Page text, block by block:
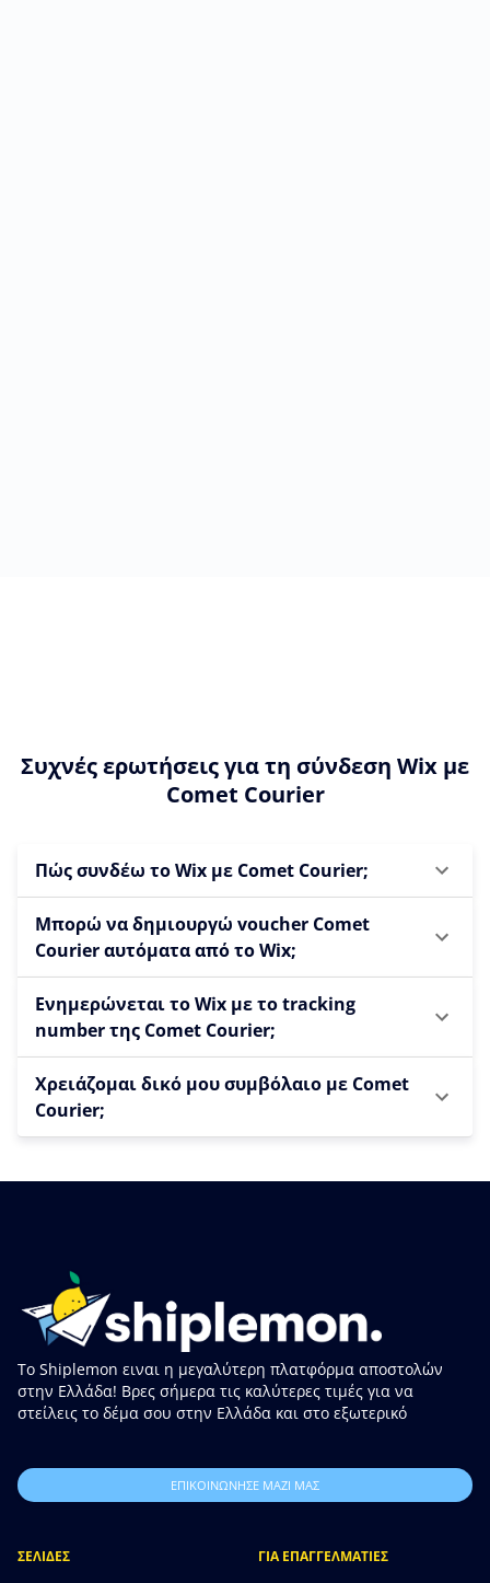
Συχνές ερωτήσεις για τη σύνδεση Wix με
Comet Courier
Πώς συνδέω το Wix με Comet Courier;
Μπορώ να δημιουργώ voucher Comet
Courier αυτόματα από το Wix;
Ενημερώνεται το Wix με το tracking
number της Comet Courier;
Χρειάζομαι δικό μου συμβόλαιο με Comet
Courier;
Το Shiplemon ειναι η μεγαλύτερη πλατφόρμα αποστολών
στην Ελλάδα! Βρες σήμερα τις καλύτερες τιμές για να
στείλεις το δέμα σου στην Ελλάδα και στο εξωτερικό
ΕΠΙΚΟΙΝΩΝΗΣΕ ΜΑΖΙ ΜΑΣ
ΣΕΛΙΔΕΣ ΓΙΑ ΕΠΑΓΓΕΛΜΑΤΙΕΣ